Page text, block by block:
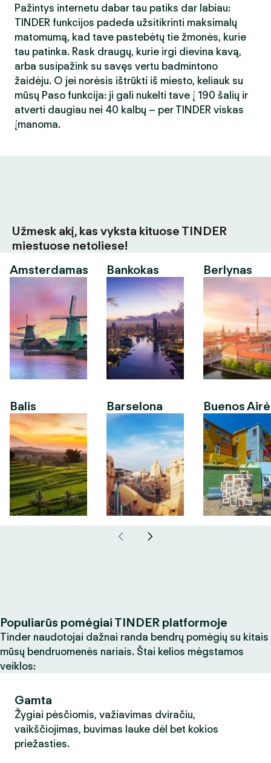
Pažintys internetu dabar tau patiks dar labiau:
TINDER funkcijos padeda užsitikrinti maksimalų
matomumą, kad tave pastebėtų tie žmonės, kurie
tau patinka. Rask draugų, kurie irgi dievina kavą,
arba susipažink su savęs vertu badmintono
žaidėju. O jei norėsis ištrūkti iš miesto, keliauk su
mūsų Paso funkcija: ji gali nukelti tave į 190 šalių ir
atverti daugiau nei 40 kalbų – per TINDER viskas
įmanoma.
Užmesk akį, kas vyksta kituose TINDER
miestuose netoliese!
Amsterdamas
Balis
Bankokas
Barselona
Berlynas
Buenos
Populiarūs pomėgiai TINDER platformoje
Tinder naudotojai dažnai randa bendrų pomėgių su kitais
mūsų bendruomenės nariais. Štai kelios mėgstamos
veiklos:
Gamta
Žygiai pėsčiomis, važiavimas dviračiu,
vaikščiojimas, buvimas lauke dėl bet kokios
priežasties.